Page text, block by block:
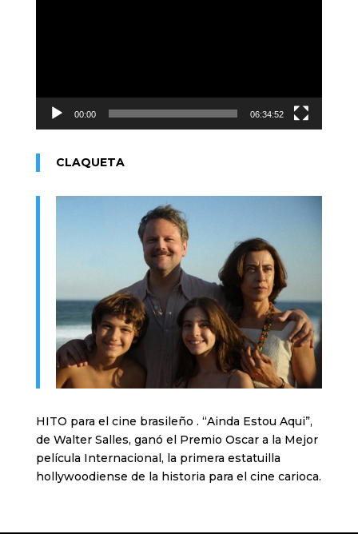
00:00 06:34:52
CLAQUETA
HITO para el cine brasileño . “Ainda Estou Aqui”,
de Walter Salles, ganó el Premio Oscar a la Mejor
película Internacional, la primera estatuilla
hollywoodiense de la historia para el cine carioca.